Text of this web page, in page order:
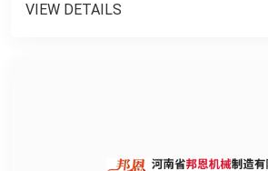
VIEW DETAILS